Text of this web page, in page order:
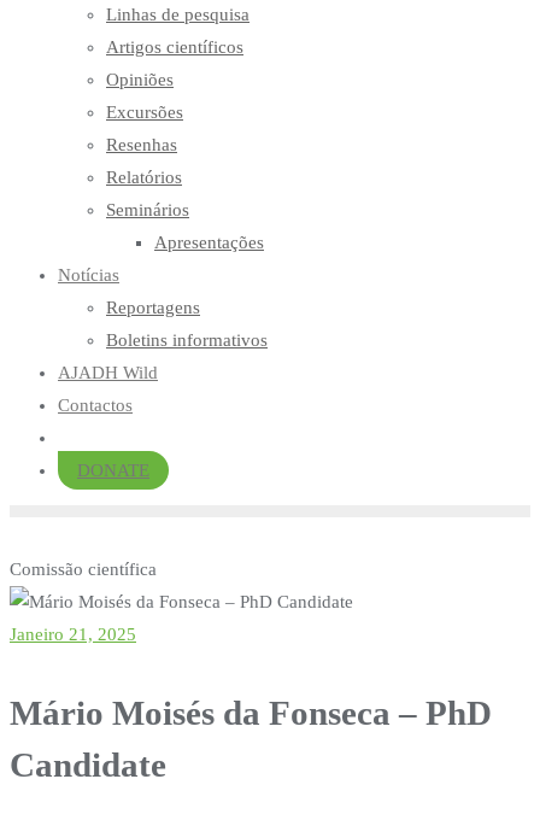
Linhas de pesquisa
Artigos científicos
Opiniões
Excursões
Resenhas
Relatórios
Seminários
Apresentações
Notícias
Reportagens
Boletins informativos
AJADH Wild
Contactos
DONATE
Comissão científica
Janeiro 21, 2025
Mário Moisés da Fonseca – PhD
Candidate